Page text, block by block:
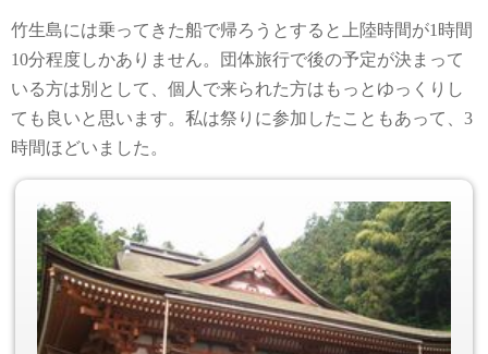
竹生島には乗ってきた船で帰ろうとすると上陸時間が1時間
10分程度しかありません。団体旅行で後の予定が決まって
いる方は別として、個人で来られた方はもっとゆっくりし
ても良いと思います。私は祭りに参加したこともあって、3
時間ほどいました。